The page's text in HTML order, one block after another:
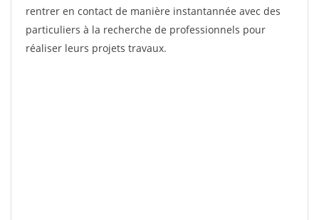
rentrer en contact de manière instantannée avec des
particuliers à la recherche de professionnels pour
réaliser leurs projets travaux.